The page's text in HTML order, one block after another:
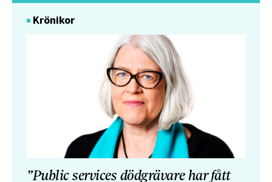
Krönikor
”Public services dödgrävare har fått